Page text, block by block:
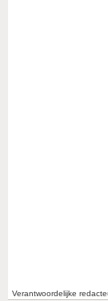
Verantwoordelijke